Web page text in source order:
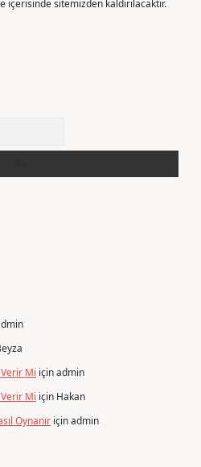
sitemizden kaldırılacaktır.
Mi içinadmin
Mi için Hakan
Oynanır içinadmin